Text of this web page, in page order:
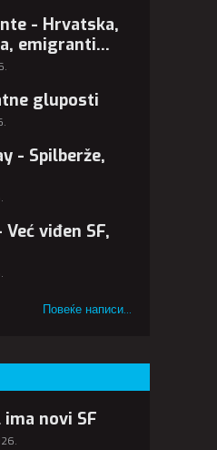
- Hrvatska,
emigranti...
gluposti
- Spilberže,
viđen SF,
Повеќе написи...
novi SF